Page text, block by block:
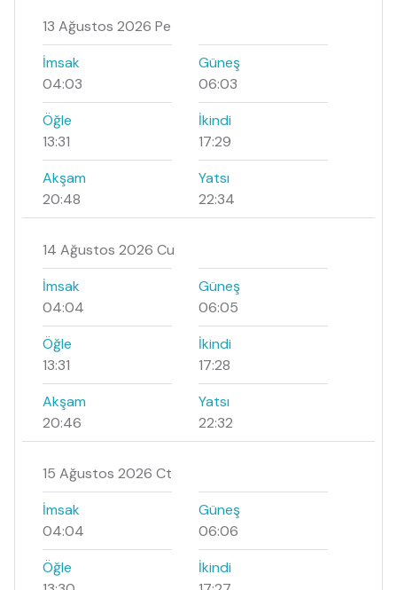
13 Ağustos 2026 Pe
İmsak
04:03
Güneş
06:03
Öğle
13:31
İkindi
17:29
Akşam
20:48
Yatsı
22:34
14 Ağustos 2026 Cu
İmsak
04:04
Güneş
06:05
Öğle
13:31
İkindi
17:28
Akşam
20:46
Yatsı
22:32
15 Ağustos 2026 Ct
İmsak
04:04
Güneş
06:06
Öğle
İkindi